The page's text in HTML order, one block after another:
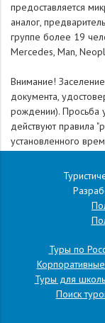
предоставляется
аналог,
группе более 19
Mercedes, Man,
Внимание!
документа,
рождении). Просьба
действуют правила
установленного
соответствии с
Фирма не имеет
пробками на
государственных
дорожными
находящиеся вне
В периоды
наводнения, смог и
Туры по
Туры для
Поиск